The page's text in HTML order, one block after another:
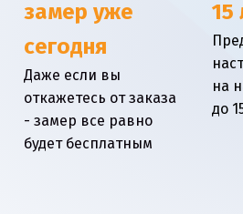
замер уже
сегодня
Даже если вы
откажетесь от заказа
- замер все равно
будет бесплатным
15
на
до